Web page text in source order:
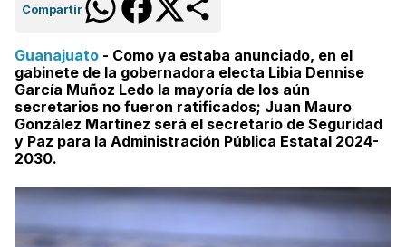
Compartir
Guanajuato - Como ya estaba anunciado, en el
gabinete de la gobernadora electa Libia Dennise
García Muñoz Ledo la mayoría de los aún
secretarios no fueron ratificados; Juan Mauro
González Martínez será el secretario de Seguridad
y Paz para la Administración Pública Estatal 2024-
2030.